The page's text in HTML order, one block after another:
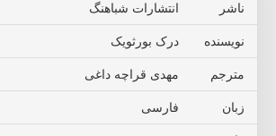
ناشر انتشارات شباهنگ
نویسنده درک بورثویک
مترجم مهدی قراچه داغی
زبان فارسی